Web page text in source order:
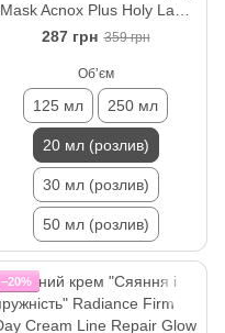
Mask Acnox Plus Holy Land
20 мл (розлив)
287 грн 359 грн
Обʼєм
125 мл 250 мл
20 мл (розлив)
30 мл (розлив)
50 мл (розлив)
−20%